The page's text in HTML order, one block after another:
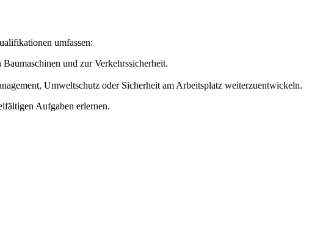
umfassen:
und zur Verkehrssicherheit.
Umweltschutz oder Sicherheit am Arbeitsplatz weiterzuentwickeln.
Aufgaben erlernen.